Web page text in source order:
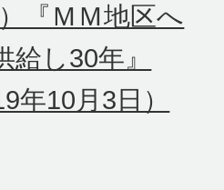
）『ＭＭ地区へ
給し30年』
年10月3日）